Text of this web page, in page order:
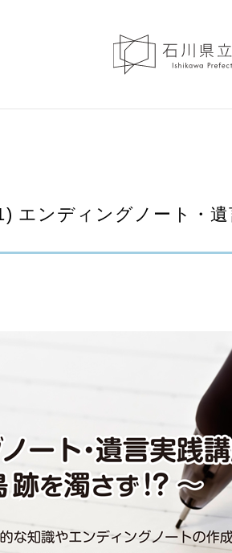
エンディングノート・